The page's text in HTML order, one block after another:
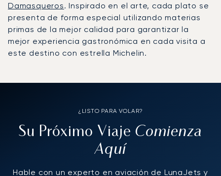
Damasqueros. Inspirado en el arte, cada plato se
presenta de forma especial utilizando materias
primas de la mejor calidad para garantizar la
mejor experiencia gastronómica en cada visita a
este destino con estrella Michelin.
¿LISTO PARA VOLAR?
Su Próximo Viaje Comienza
Aquí
Hable con un experto en aviación de LunaJets y